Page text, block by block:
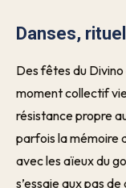
Danses,
Des fêtes du
moment collectif
résistance propre
parfois la mémoire
avec les aïeux du
s’essaie aux pas